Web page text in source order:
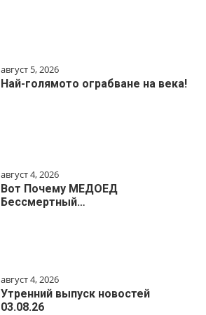
август 5, 2026
Най-голямото ограбване на века!
август 4, 2026
Вот Почему МЕДОЕД
Бессмертный…
август 4, 2026
Утренний выпуск новостей
03.08.26